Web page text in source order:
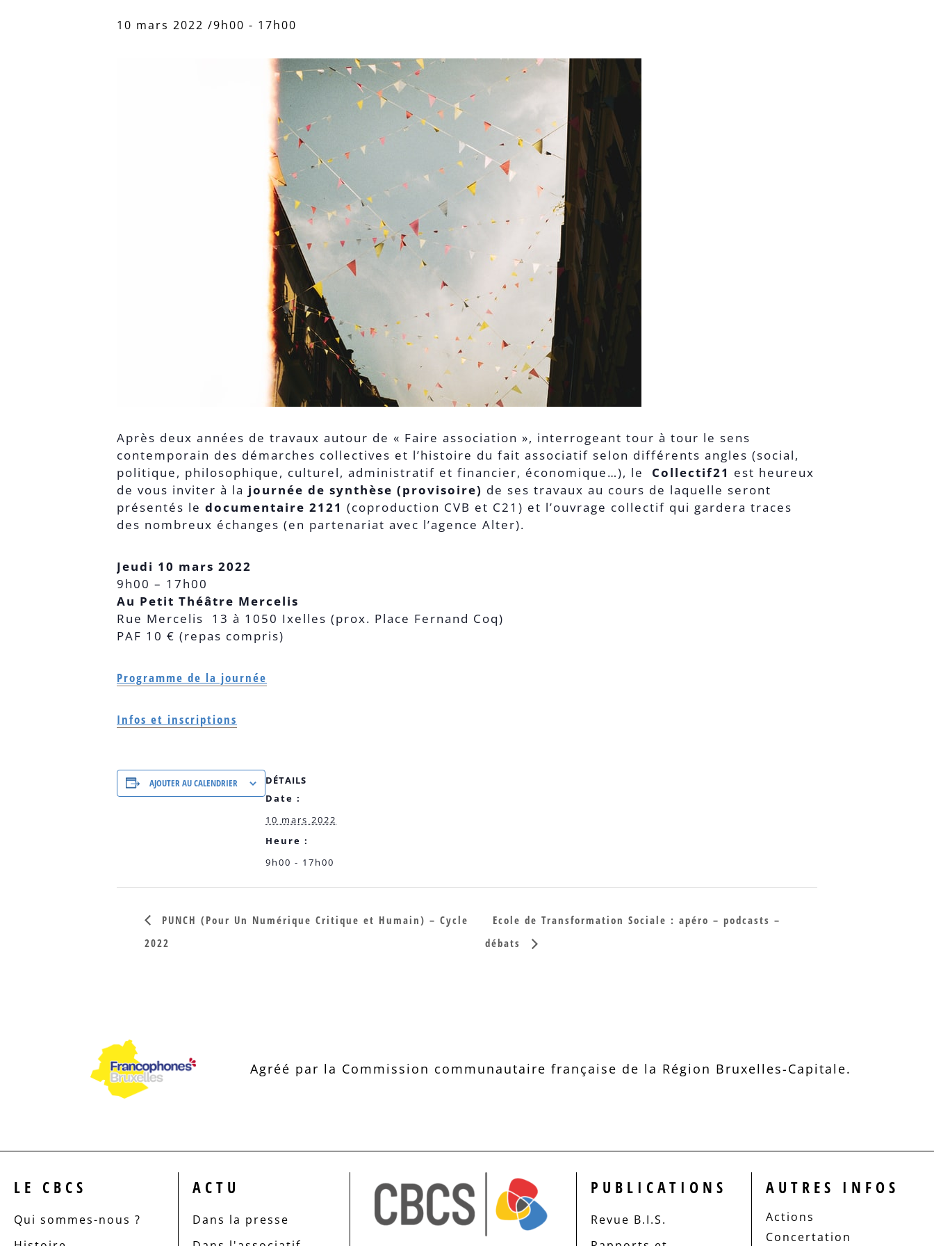
10 mars 2022 /9h00 - 17h00
Après deux années de travaux autour de « Faire association », interrogeant tour à tour le sens
contemporain des démarches collectives et l’histoire du fait associatif selon différents angles (social,
politique, philosophique, culturel, administratif et financier, économique…), le Collectif21 est heureux
de vous inviter à la journée de synthèse (provisoire) de ses travaux au cours de laquelle seront
présentés le documentaire 2121 (coproduction CVB et C21) et l’ouvrage collectif qui gardera traces
des nombreux échanges (en partenariat avec l’agence Alter).
Jeudi 10 mars 2022
9h00 – 17h00
Au Petit Théâtre Mercelis
Rue Mercelis 13 à 1050 Ixelles (prox. Place Fernand Coq)
PAF 10 € (repas compris)
Programme de la journée
Infos et inscriptions
AJOUTER AU CALENDRIER
DÉTAILS
Date :
10 mars 2022
Heure :
9h00 - 17h00
PUNCH (Pour Un Numérique Critique et Humain) – Cycle
2022
Ecole de Transformation Sociale : apéro – podcasts –
débats
Agréé par la Commission communautaire française de la Région Bruxelles-Capitale.
LE CBCS
Qui sommes-nous ?
ACTU
Dans la presse
PUBLICATIONS
Revue B.I.S.
AUTRES INFOS
Actions
Concertation